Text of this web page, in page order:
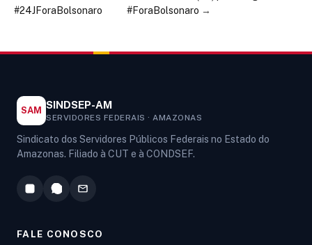
#24JForaBolsonaro
#ForaBolsonaro →
SAM SINDSEP-AM
SERVIDORES FEDERAIS · AMAZONAS
Sindicato dos Servidores Públicos Federais no Estado do
Amazonas. Filiado à CUT e à CONDSEF.
FALE CONOSCO